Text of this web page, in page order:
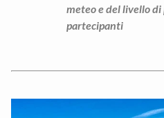
meteo e del livello
partecipanti